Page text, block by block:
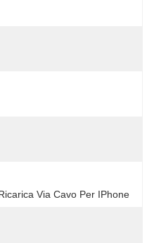
Via Cavo Per IPhone